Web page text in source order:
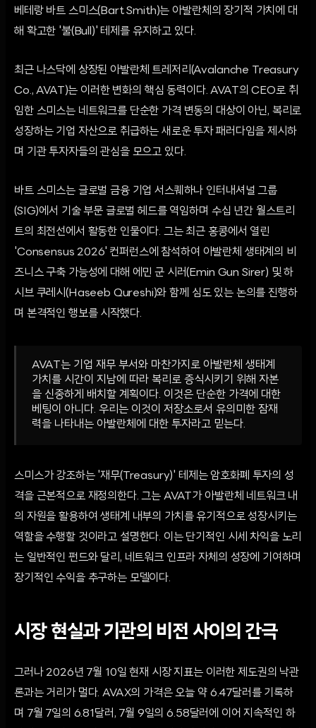
베테랑 바트 스미스(Bart Smith)는 아발란체의 장기적 가치에 대
해 확고한 '불(Bull)' 테제를 유지하고 있다.
최근 나스닥에 상장된 아발란체 트레저리(Avalanche Treasury
Co., AVAT)는 이러한 변화의 핵심 동력이다. AVAT의 CEO로 취
임한 스미스는 네트워크를 단순한 가격 변동의 대상이 아닌, 복리로
성장하는 기업 자산으로 취급하는 새로운 투자 패러다임을 제시하
며 기관 투자자들의 관심을 모으고 있다.
바트 스미스는 글로벌 금융 기업 서스퀘하나 인터내셔널 그룹
(SIG)에서 기술 부문 글로벌 헤드를 역임하며 수십 년간 월스트리
트의 최전선에서 활동한 인물이다. 그는 최근 홍콩에서 열린
'Consensus 2026' 컨퍼런스에 참석하여 아발란체 생태계의 비
즈니스 구축 가능성에 대해 에민 군 시러(Emin Gun Sirer) 및 하
시브 쿠레시(Haseeb Qureshi)와 함께 심도 있는 논의를 진행하
며 본격적인 행보를 시작했다.
AVAT는 기업 재무 부서와 마찬가지로 아발란체 생태계
가치를 시간이 지남에 따라 복리로 증식시키기 위해 자본
을 신중하게 배치할 계획이다. 이것은 단순한 가격에 대한
베팅이 아니다. 우리는 이것이 저장소로서 유의미한 잠재
력을 나타내는 아발란체에 대한 투자라고 믿는다.
스미스가 강조하는 '재무(Treasury)' 테제는 암호화폐 투자의 성
격을 근본적으로 재정의한다. 그는 AVAT가 아발란체 네트워크 내
의 자원을 활용하여 생태계 내부의 가치를 유기적으로 성장시키는
역할을 수행할 것이라고 설명한다. 이는 단기적인 시세 차익을 노리
는 일반적인 펀드와 달리, 네트워크 인프라 자체의 성장에 기여하며
장기적인 수익을 추구하는 모델이다.
시장 현실과 기관의 비전 사이의 간극
그러나 2026년 7월 10일 현재 시장 지표는 이러한 제도권의 낙관
론과는 거리가 멀다. AVAX의 가격은 오늘 약 6.47달러를 기록하
며 7월 7일의 6.81달러, 7월 9일의 6.58달러에 이어 지속적인 하